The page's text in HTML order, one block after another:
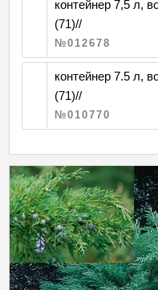
контейнер 7,5 л,
(71)//
№012678
контейнер 7.5 л,
(71)//
№010770